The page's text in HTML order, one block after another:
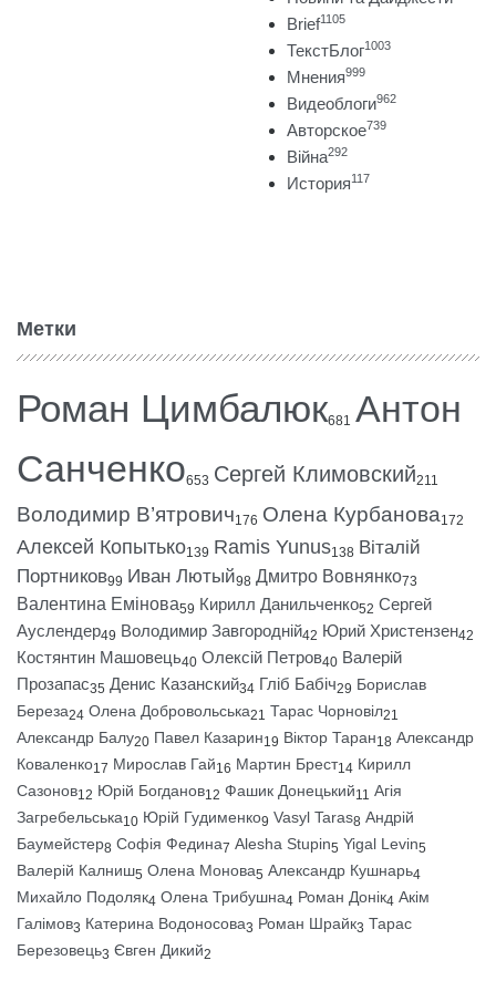
Brief1105
ТекстБлог1003
Мнения999
Видеоблоги962
Авторское739
Війна292
История117
Метки
Роман Цимбалюк681 Антон
Санченко653 Сергей Климовский211
Володимир В’ятрович176 Олена Курбанова172
Алексей Копытько139 Ramis Yunus138 Віталій
Портников99 Иван Лютый98 Дмитро Вовнянко73
Валентина Емінова59 Кирилл Данильченко52 Сергей
Ауслендер49 Володимир Завгородній42 Юрий Христензен42
Костянтин Машовець40 Олексій Петров40 Валерій
Прозапас35 Денис Казанский34 Гліб Бабіч29 Борислав
Береза24 Олена Добровольська21 Тарас Чорновіл21
Александр Балу20 Павел Казарин19 Віктор Таран18 Александр
Коваленко17 Мирослав Гай16 Мартин Брест14 Кирилл
Сазонов12 Юрій Богданов12 Фашик Донецький11 Агія
Загребельська10 Юрій Гудименко9 Vasyl Taras8 Андрій
Баумейстер8 Софія Федина7 Alesha Stupin5 Yigal Levin5
Валерій Калниш5 Олена Монова5 Александр Кушнарь4
Михайло Подоляк4 Олена Трибушна4 Роман Донік4 Акім
Галімов3 Катерина Водоносова3 Роман Шрайк3 Тарас
Березовець3 Євген Дикий2